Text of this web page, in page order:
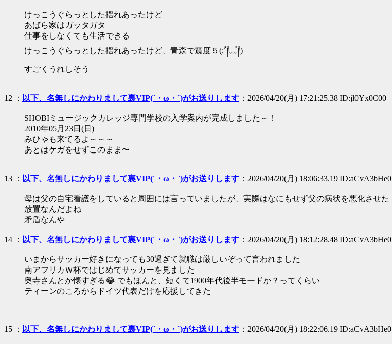
けっこうぐらっとした揺れあったけど
あばら家はガッタガタ
仕事をしなくても生活できる
けっこうぐらっとした揺れあったけど、青森で震度５(;´༎ຶ﹏༎ຶ)
すごくうれしそう
12 ： 以下、名無しにかわりまして裏VIP(´・ω・`)がお送りします ：2026/04/20(月) 17:21:25.38 ID:jl0Yx0C00
SHOBIミュージックカレッジ専門学校の入学案内が完成しました～！
2010年05月23日(日)
みひゃも来てるよ～～～
あとはケガをせずこのまま〜
13 ： 以下、名無しにかわりまして裏VIP(´・ω・`)がお送りします ：2026/04/20(月) 18:06:33.19 ID:aCvA3bHe0
母は父の自宅看護をしていると周囲には言っていましたが、実際はなにもせず父の病状を悪化させた
放置なんだよね
矛盾なんや
14 ： 以下、名無しにかわりまして裏VIP(´・ω・`)がお送りします ：2026/04/20(月) 18:12:28.48 ID:aCvA3bHe0
いまからサッカー好きになっても30過ぎて就職は厳しいぞって言われました
南アフリカＷ杯ではじめてサッカーを見ました
奥寺さんとか懐すぎる😂 でもほんと、短くて1900年代後半モードか？ってくらい
ティーンのころからドイツ代表だけを応援してきた
15 ： 以下、名無しにかわりまして裏VIP(´・ω・`)がお送りします ：2026/04/20(月) 18:22:06.19 ID:aCvA3bHe0